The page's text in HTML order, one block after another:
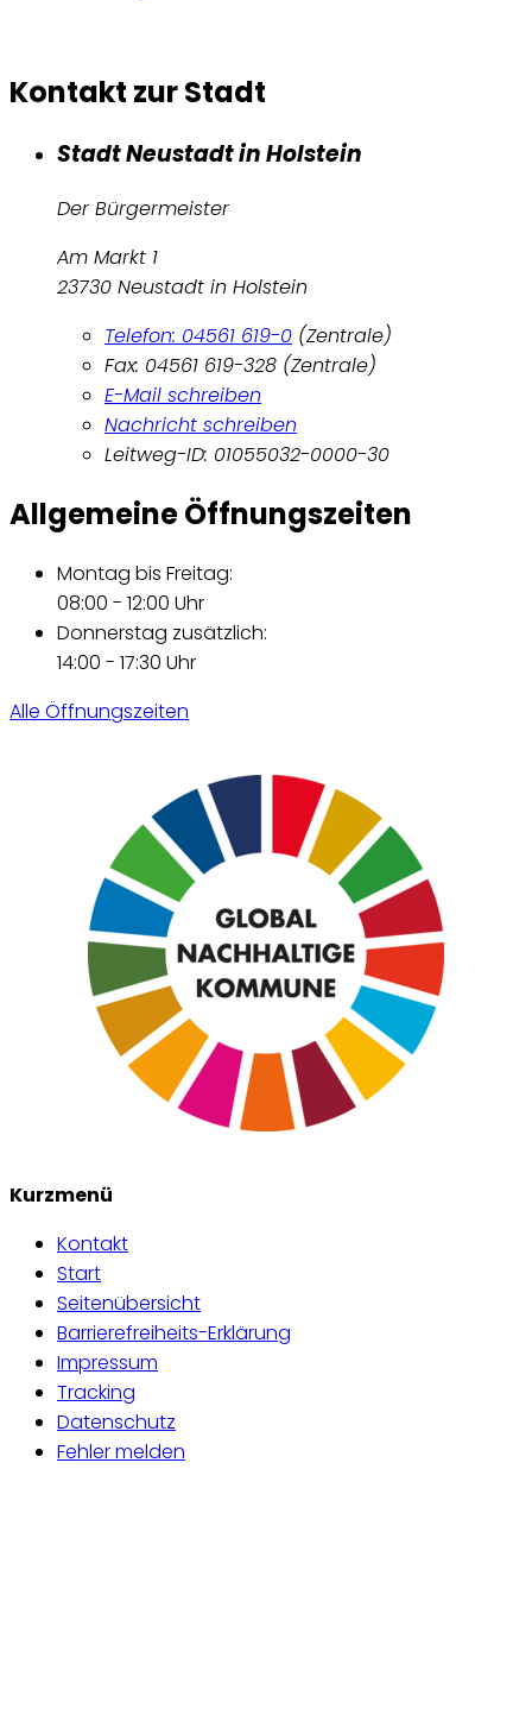
Kontakt zur Stadt
Stadt Neustadt in Holstein
Der Bürgermeister
Am Markt 1
23730 Neustadt in Holstein
Telefon: 04561 619-0 (Zentrale)
Fax: 04561 619-328 (Zentrale)
E-Mail schreiben
Nachricht schreiben
Leitweg-ID: 01055032-0000-30
Allgemeine Öffnungszeiten
Montag bis Freitag:
08:00 - 12:00 Uhr
Donnerstag zusätzlich:
14:00 - 17:30 Uhr
Alle Öffnungszeiten
Kurzmenü
Kontakt
Start
Seitenübersicht
Barrierefreiheits-Erklärung
Impressum
Tracking
Datenschutz
Fehler melden